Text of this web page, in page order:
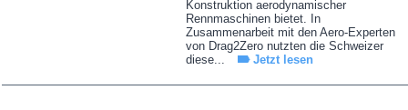
Konstruktion aerodynamischer
Rennmaschinen bietet. In
Zusammenarbeit mit den Aero-Experten
von Drag2Zero nutzten die Schweizer
diese...
Jetzt lesen